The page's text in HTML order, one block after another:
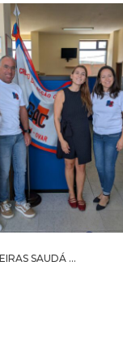
SAUDÁ ...